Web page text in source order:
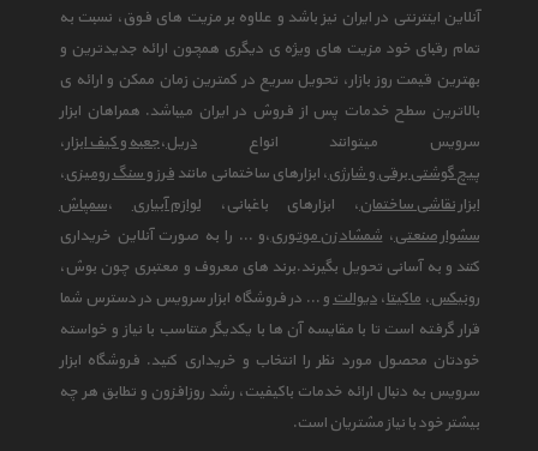
آنلاین اینترنتی در ایران نیز باشد و علاوه بر مزیت های فوق، نسبت به
تمام رقبای خود مزیت های ویژه ی دیگری همچون ارائه جدیدترین و
بهترین قیمت روز بازار، تحویل سریع در کمترین زمان ممکن و ارائه ی
بالاترین سطح خدمات پس از فروش در ایران میباشد. همراهان ابزار
سرویس میتوانند انواع دریل،جعبه و کیف ابزار،
پیچ گوشتی برقی و شارژی، ابزارهای ساختمانی مانند فرز و سنگ رومیزی،
ابزار نقاشی ساختمان، ابزارهای باغبانی،لوازم آبیاری ،سمپاش
سشوار صنعتی،شمشاد زن موتوری،و ... را به صورت آنلاین خریداری
کنند و به آسانی تحویل بگیرند.برند های معروف و معتبری چون بوش،
رونیکس،ماکیتا،دیوالتو ... در فروشگاه ابزار سرویس در دسترس شما
قرار گرفته است تا با مقایسه آن ها با یکدیگر متناسب با نیاز و خواسته
خودتان محصول مورد نظر را انتخاب و خریداری کنید. فروشگاه ابزار
سرویس به دنبال ارائه خدمات باکیفیت، رشد روزافزون و تطابق هر چه
بیشتر خود با نیاز مشتریان است.